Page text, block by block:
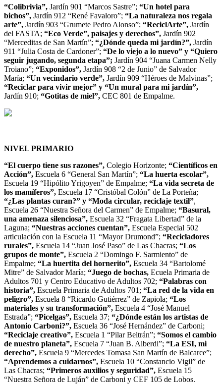
“Colibrivia”, Jardín 901 “Marcos Sastre”; “Un hotel para
bichos”, Jardín 912 “René Favaloro”; “La naturaleza nos regala
arte”, Jardín 903 “Grumete Pedro Alonso”; “ReciclArte”, Jardín
del FASTA; “Eco Verde”, paisajes y derechos”, Jardín 902
“Merceditas de San Martín”; “¿Dónde queda mi jardín?”, Jardín
911 “Julia Costa de Cardoner”; “De lo viejo a lo nuevo” y “Quiero
seguir jugando, segunda etapa”; Jardín 904 “Juana Carmen Nelly
Troiano”; “Exponidos”, Jardín 908 “2 de Junio” de Salvador
María; “Un vecindario verde”, Jardín 909 “Héroes de Malvinas”;
“Reciclar para vivir mejor” y “Un mural para mi jardín”,
Jardín 910; “Gotitas de miel”, CEC 801 de Empalme.
NIVEL PRIMARIO
“El cuerpo tiene sus razones”, Colegio Horizonte; “Científicos en
Acción”, Escuela 6 “General San Martín”; “La huerta escolar”,
Escuela 19 “Hipólito Yrigoyen” de Empalme; “La vida secreta de
los mamíferos”, Escuela 17 “Cristóbal Colón” de La Porteña;
“¿Las plantas curan?” y “Moda circular, reciclaje textil”,
Escuela 26 “Nuestra Señora del Carmen” de Empalme; “Basural,
una amenaza silenciosa”, Escuela 32 “Fragata Libertad” de la
Laguna; “Nuestras acciones cuentan”, Escuela Especial 502
articulación con la Escuela 11 “Mayor Drumond”; “Recicladores
rurales”, Escuela 14 “Juan José Paso” de Las Chacras; “Los
grupos de monte”, Escuela 2 “Domingo F. Sarmiento” de
Empalme; “La huertita del hornerito”, Escuela 34 “Bartolomé
Mitre” de Salvador María; “Juego de bochas, Ecuela Primaria de
Adultos 701 y Centro Educativo de Adultos 702; “Palabras con
historia”, Escuela Primaria de Adultos 701; “La red de la vida en
peligro”, Escuela 8 “Ricardo Gutiérrez” de Zapiola; “Los
materiales y su transformación”, Escuela 4 “José Manuel
Estrada”; “Picelgas”, Escuela 37; “¿Dónde están los artistas de
Antonio Carboni?”, Escuela 36 “José Hernández” de Carboni;
“Reciclaje creativo”, Escuela 1 “Pilar Beltrán”; “Somos el cambio
de nuestro planeta”, Escuela 7 “Juan B. Alberdi”; “La ESI, mi
derecho”, Escuela 9 “Mercedes Tomasa San Martín de Balcarce”;
“Aprendemos a cuidarnos”, Escuela 10 “Constancio Vigil” de
Las Chacras; “Primeros auxilios y seguridad”, Escuela 15
“Nuestra Señora de Luján” de Carboni y CEF 105 de Lobos.